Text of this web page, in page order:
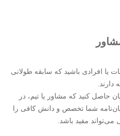
یا افرادی باشید که سابقه طولانی
دارند.
کنید که مشاور یا تیم، در
شما تخصص و دانش کافی را
می‌تواند مفید باشد.